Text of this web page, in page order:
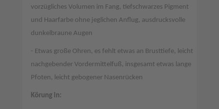
vorzügliches Volumen im Fang, tiefschwarzes Pigment
und Haarfarbe ohne jeglichen Anflug, ausdrucksvolle
dunkelbraune Augen
- Etwas große Ohren, es fehlt etwas an Brusttiefe, leicht
nachgebender Vordermittelfuß, insgesamt etwas lange
Pfoten, leicht gebogener Nasenrücken
Körung in: